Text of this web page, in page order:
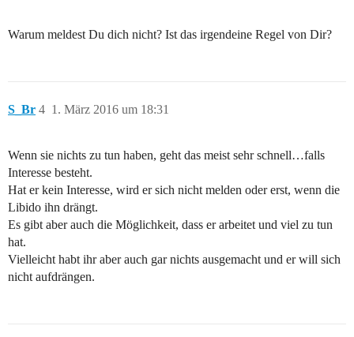
Warum meldest Du dich nicht? Ist das irgendeine Regel von Dir?
S_Br 1. März 2016 um 18:31
4
Wenn sie nichts zu tun haben, geht das meist sehr schnell…falls
Interesse besteht.
Hat er kein Interesse, wird er sich nicht melden oder erst, wenn die
Libido ihn drängt.
Es gibt aber auch die Möglichkeit, dass er arbeitet und viel zu tun
hat.
Vielleicht habt ihr aber auch gar nichts ausgemacht und er will sich
nicht aufdrängen.